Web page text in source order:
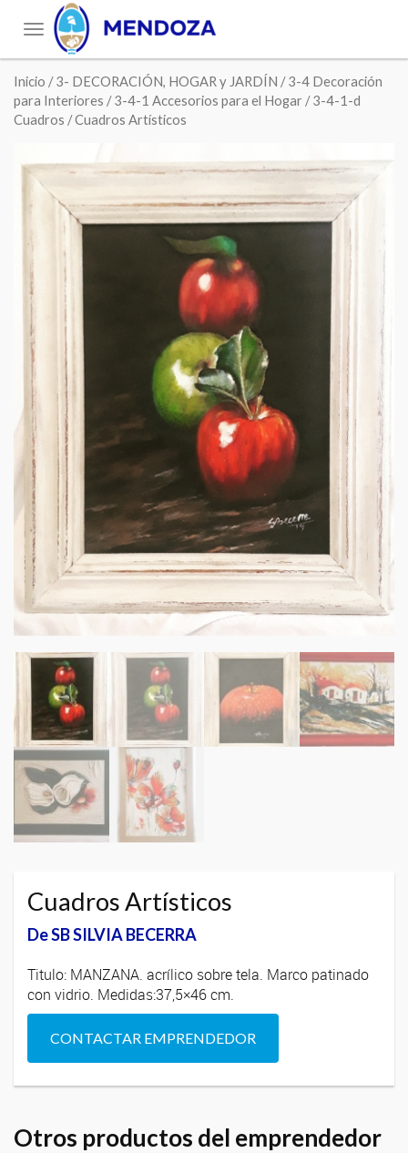
Toggle
navigation
Inicio /3- DECORACIÓN, HOGAR y JARDÍN /3-4 Decoración
para Interiores /3-4-1 Accesorios para el Hogar /3-4-1-d
Cuadros / Cuadros Artísticos
Cuadros Artísticos
De SB SILVIA BECERRA
Titulo: MANZANA. acrílico sobre tela. Marco patinado
con vidrio. Medidas:37,5×46 cm.
CONTACTAR EMPRENDEDOR
Otros productos del emprendedor